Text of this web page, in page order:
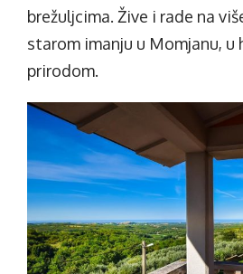
brežuljcima. Žive i rade na
starom imanju u Momjanu, u
prirodom.